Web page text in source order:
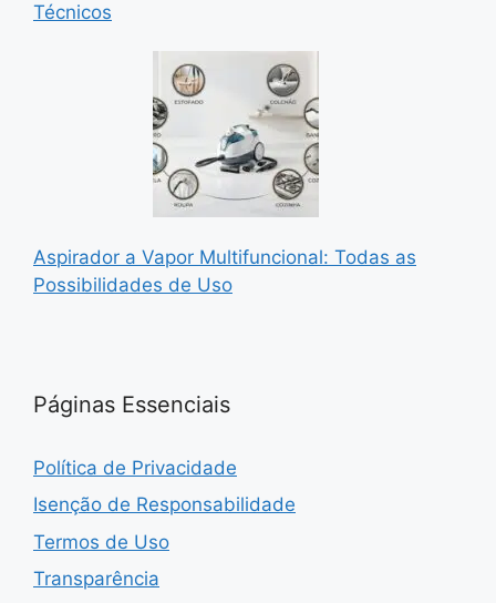
Técnicos
Aspirador a Vapor Multifuncional: Todas as
Possibilidades de Uso
Páginas Essenciais
Política de Privacidade
Isenção de Responsabilidade
Termos de Uso
Transparência